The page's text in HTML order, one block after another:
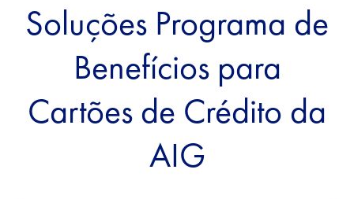
Soluções Programa de
Benefícios para
Cartões de Crédito da
AIG